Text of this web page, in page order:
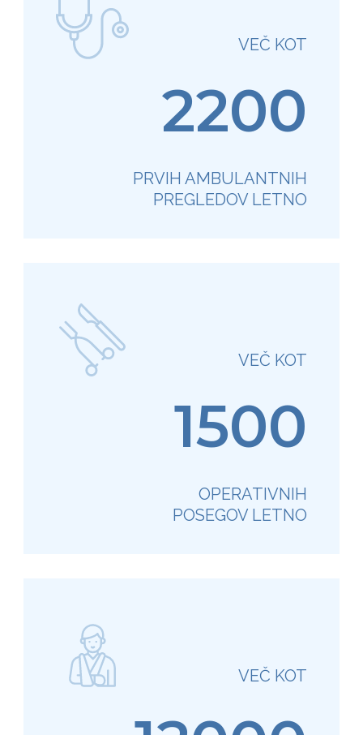
VEČ KOT
2200
PRVIH AMBULANTNIH
PREGLEDOV LETNO
VEČ KOT
1500
OPERATIVNIH
POSEGOV LETNO
VEČ KOT